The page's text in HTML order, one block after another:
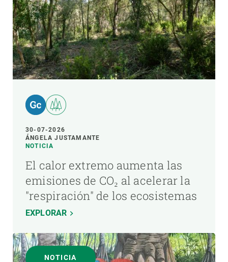
30-07-2026
ÁNGELA JUSTAMANTE
NOTICIA
El calor extremo aumenta las
emisiones de CO₂ al acelerar la
"respiración" de los ecosistemas
EXPLORAR
NOTICIA